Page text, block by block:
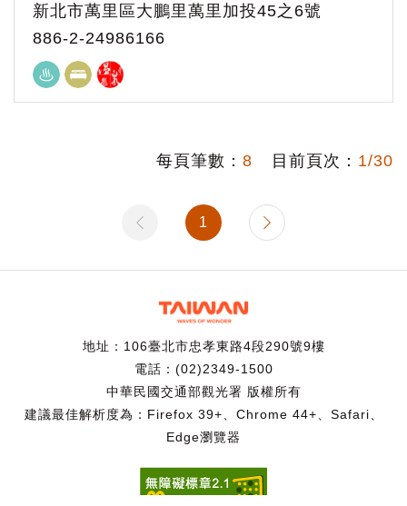
新北市萬里區大鵬里萬里加投45之6號
886-2-24986166
每頁筆數： 8 目前頁次： 1/30
1
地址：106臺北市忠孝東路4段290號9樓
電話：(02)2349-1500
中華民國交通部觀光署 版權所有
建議最佳解析度為：Firefox 39+、Chrome 44+、Safari、
Edge瀏覽器